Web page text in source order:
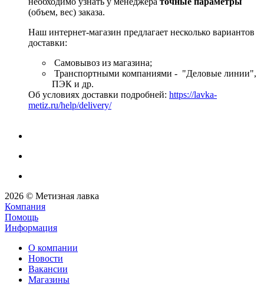
(объем, вес) заказа.
Наш интернет-магазин предлагает несколько вариантов
доставки:
Самовывоз из магазина;
Транспортными компаниями - "Деловые линии",
ПЭК и др.
Об условиях доставки подробней: https://lavka-
metiz.ru/help/delivery/
2026 © Метизная лавка
Компания
Помощь
Информация
О компании
Новости
Вакансии
Магазины